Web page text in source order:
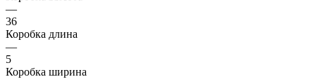
—
36
Коробка длина
—
5
Коробка ширина